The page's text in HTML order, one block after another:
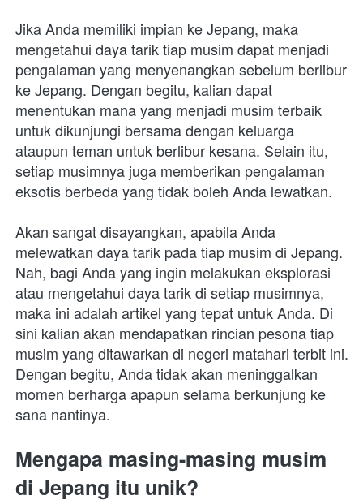
Jika Anda memiliki impian ke Jepang, maka
mengetahui daya tarik tiap musim dapat menjadi
pengalaman yang menyenangkan sebelum berlibur
ke Jepang. Dengan begitu, kalian dapat
menentukan mana yang menjadi musim terbaik
untuk dikunjungi bersama dengan keluarga
ataupun teman untuk berlibur kesana. Selain itu,
setiap musimnya juga memberikan pengalaman
eksotis berbeda yang tidak boleh Anda lewatkan.
Akan sangat disayangkan, apabila Anda
melewatkan daya tarik pada tiap musim di Jepang.
Nah, bagi Anda yang ingin melakukan eksplorasi
atau mengetahui daya tarik di setiap musimnya,
maka ini adalah artikel yang tepat untuk Anda. Di
sini kalian akan mendapatkan rincian pesona tiap
musim yang ditawarkan di negeri matahari terbit ini.
Dengan begitu, Anda tidak akan meninggalkan
momen berharga apapun selama berkunjung ke
sana nantinya.
Mengapa masing-masing musim
di Jepang itu unik?